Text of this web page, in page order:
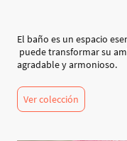
El baño es un espacio
puede transformar su
agradable y armonioso.
Ver colección